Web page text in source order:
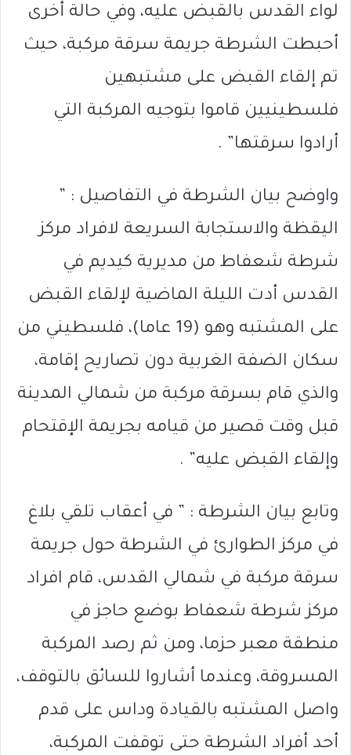
لواء القدس بالقبض عليه، وفي حالة أخرى
أحبطت الشرطة جريمة سرقة مركبة، حيث
تم إلقاء القبض على مشتبهين
فلسطينيين قاموا بتوجيه المركبة التي
أرادوا سرقتها” .
واوضح بيان الشرطة في التفاصيل : ”
اليقظة والاستجابة السريعة لافراد مركز
شرطة شعفاط من مديرية كيديم في
القدس أدت الليلة الماضية لإلقاء القبض
على المشتبه وهو (19 عاما)، فلسطيني من
سكان الضفة الغربية دون تصاريح إقامة،
والذي قام بسرقة مركبة من شمالي المدينة
قبل وقت قصير من قيامه بجريمة الإقتحام
وإلقاء القبض عليه” .
وتابع بيان الشرطة : ” في أعقاب تلقي بلاغ
في مركز الطوارئ في الشرطة حول جريمة
سرقة مركبة في شمالي القدس، قام افراد
مركز شرطة شعفاط بوضع حاجز في
منطقة معبر حزما، ومن ثم رصد المركبة
المسروقة، وعندما أشاروا للسائق بالتوقف،
واصل المشتبه بالقيادة وداس على قدم
أحد أفراد الشرطة حتى توقفت المركبة،